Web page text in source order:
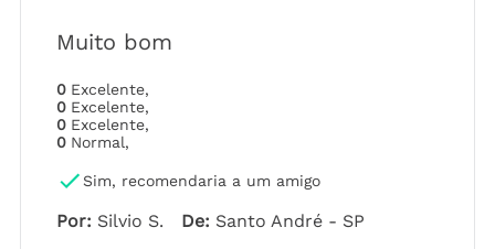
Muito bom
0 Excelente,
0 Excelente,
0 Excelente,
0 Normal,
Sim, recomendaria a um amigo
Por: Silvio S. De: Santo André - SP